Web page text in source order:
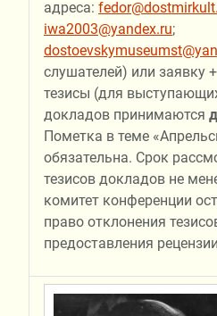
адреса:
iwa2003@yandex.ru;
слушателей) или заявку
тезисы (для
докладов принимаются
Пометка в теме
обязательна. Срок
тезисов докладов не
комитет конференции
право отклонения
предоставления